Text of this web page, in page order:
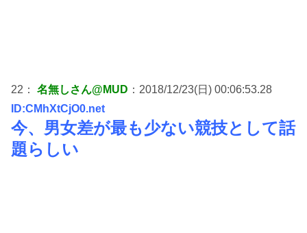
22： 名無しさん@MUD ：2018/12/23(日) 00:06:53.28
ID:CMhXtCjO0.net
今、男女差が最も少ない競技として話
題らしい